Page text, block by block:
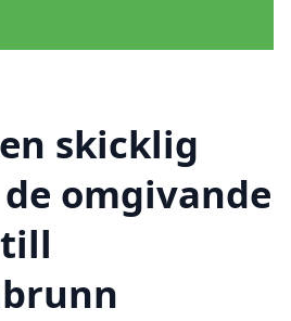
skicklig
omgivande